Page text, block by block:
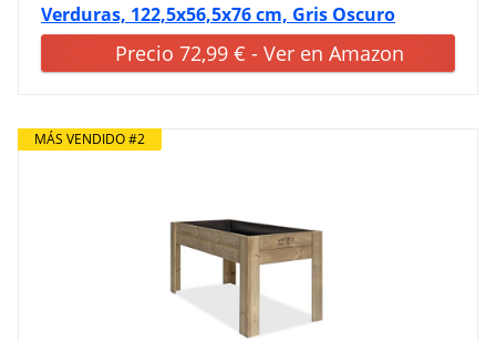
Verduras, 122,5x56,5x76 cm, Gris Oscuro
Precio 72,99 € - Ver en Amazon
MÁS VENDIDO #2